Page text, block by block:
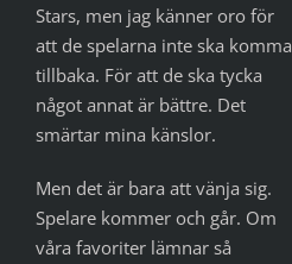
Stars, men jag känner oro för
att de spelarna inte ska komma
tillbaka. För att de ska tycka
något annat är bättre. Det
smärtar mina känslor.
Men det är bara att vänja sig.
Spelare kommer och går. Om
våra favoriter lämnar så